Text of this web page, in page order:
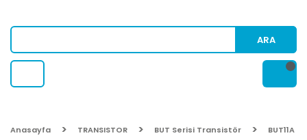
ARA
Anasayfa TRANSISTOR BUT Serisi Transistör BUT11A ,